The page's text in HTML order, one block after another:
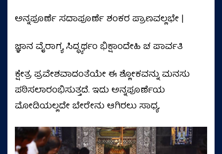
ಅನ್ನಪೂರ್ಣೆ ಸದಾಪೂರ್ಣೆ ಶಂಕರ ಪ್ರಾಣವಲ್ಲಭೇ |
ಜ್ಞಾನ ವೈರಾಗ್ಯ ಸಿದ್ಧ್ಯರ್ಥಂ ಭಿಕ್ಷಾಂದೇಹಿ ಚ ಪಾರ್ವತಿ
ಕ್ಷೇತ್ರ ಪ್ರವೇಶವಾದಂತೆಯೇ ಈ ಶ್ಲೋಕವನ್ನು ಮನಸು
ಪಠಿಸಲಾರಂಭಿಸುತ್ತದೆ. ಇದು ಅನ್ನಪೂರ್ಣೆಯ
ಮೋಡಿಯಲ್ಲದೇ ಬೇರೇನು ಆಗಿರಲು ಸಾಧ್ಯ.